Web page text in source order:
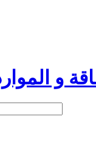
و